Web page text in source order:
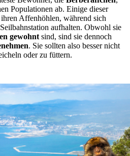
Populationen ab. Einige dieser
Affenhöhlen, während sich
aufhalten. Obwohl sie
gewohnt sind, sind sie dennoch
. Sie sollten also besser nicht
oder zu füttern.